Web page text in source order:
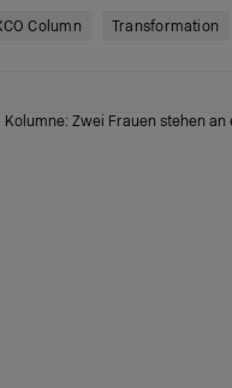
Column Transformation